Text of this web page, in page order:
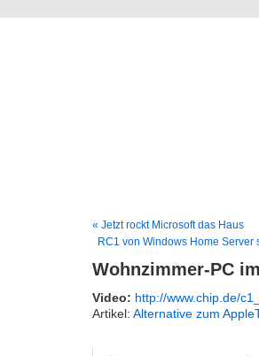
« Jetzt rockt Microsoft das Haus
RC1 von Windows Home
Wohnzimmer-PC
Video: http://www.chip.de/
Artikel: Alternative zum